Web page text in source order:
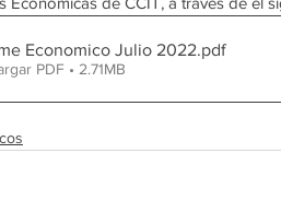
Economico Julio 2022.pdf
PDF • 2.71MB